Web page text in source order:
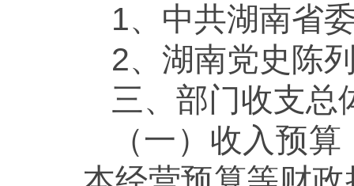
1、中共湖南省
2、湖南党史陈
三、部门收支总
（一）收入预